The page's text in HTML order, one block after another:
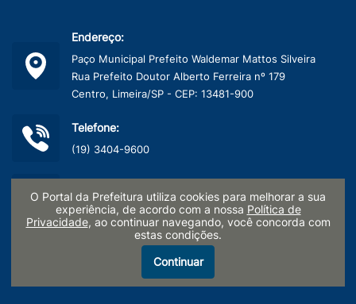
Endereço:
Paço Municipal Prefeito Waldemar Mattos Silveira
Rua Prefeito Doutor Alberto Ferreira nº 179
Centro, Limeira/SP - CEP: 13481-900
Telefone:
(19) 3404-9600
45.132.495/0001-40
Termo de Uso e Políticas de Privacidade
LGPD - Pesquisa de Satisfação
O Portal da Prefeitura utiliza cookies para melhorar a sua
experiência, de acordo com a nossa Política de
Privacidade, ao continuar navegando, você concorda com
estas condições.
Continuar